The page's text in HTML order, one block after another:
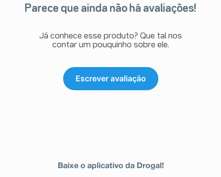
Parece que ainda não há avaliações!
Já conhece esse produto? Que tal nos
contar um pouquinho sobre ele.
Escrever avaliação
Baixe o aplicativo da Drogal!